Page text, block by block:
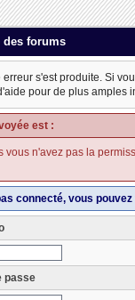
des forums
erreur s'est produite. Si
pour de plus amples
est :
vous n'avez pas la
connecté, vous
passe